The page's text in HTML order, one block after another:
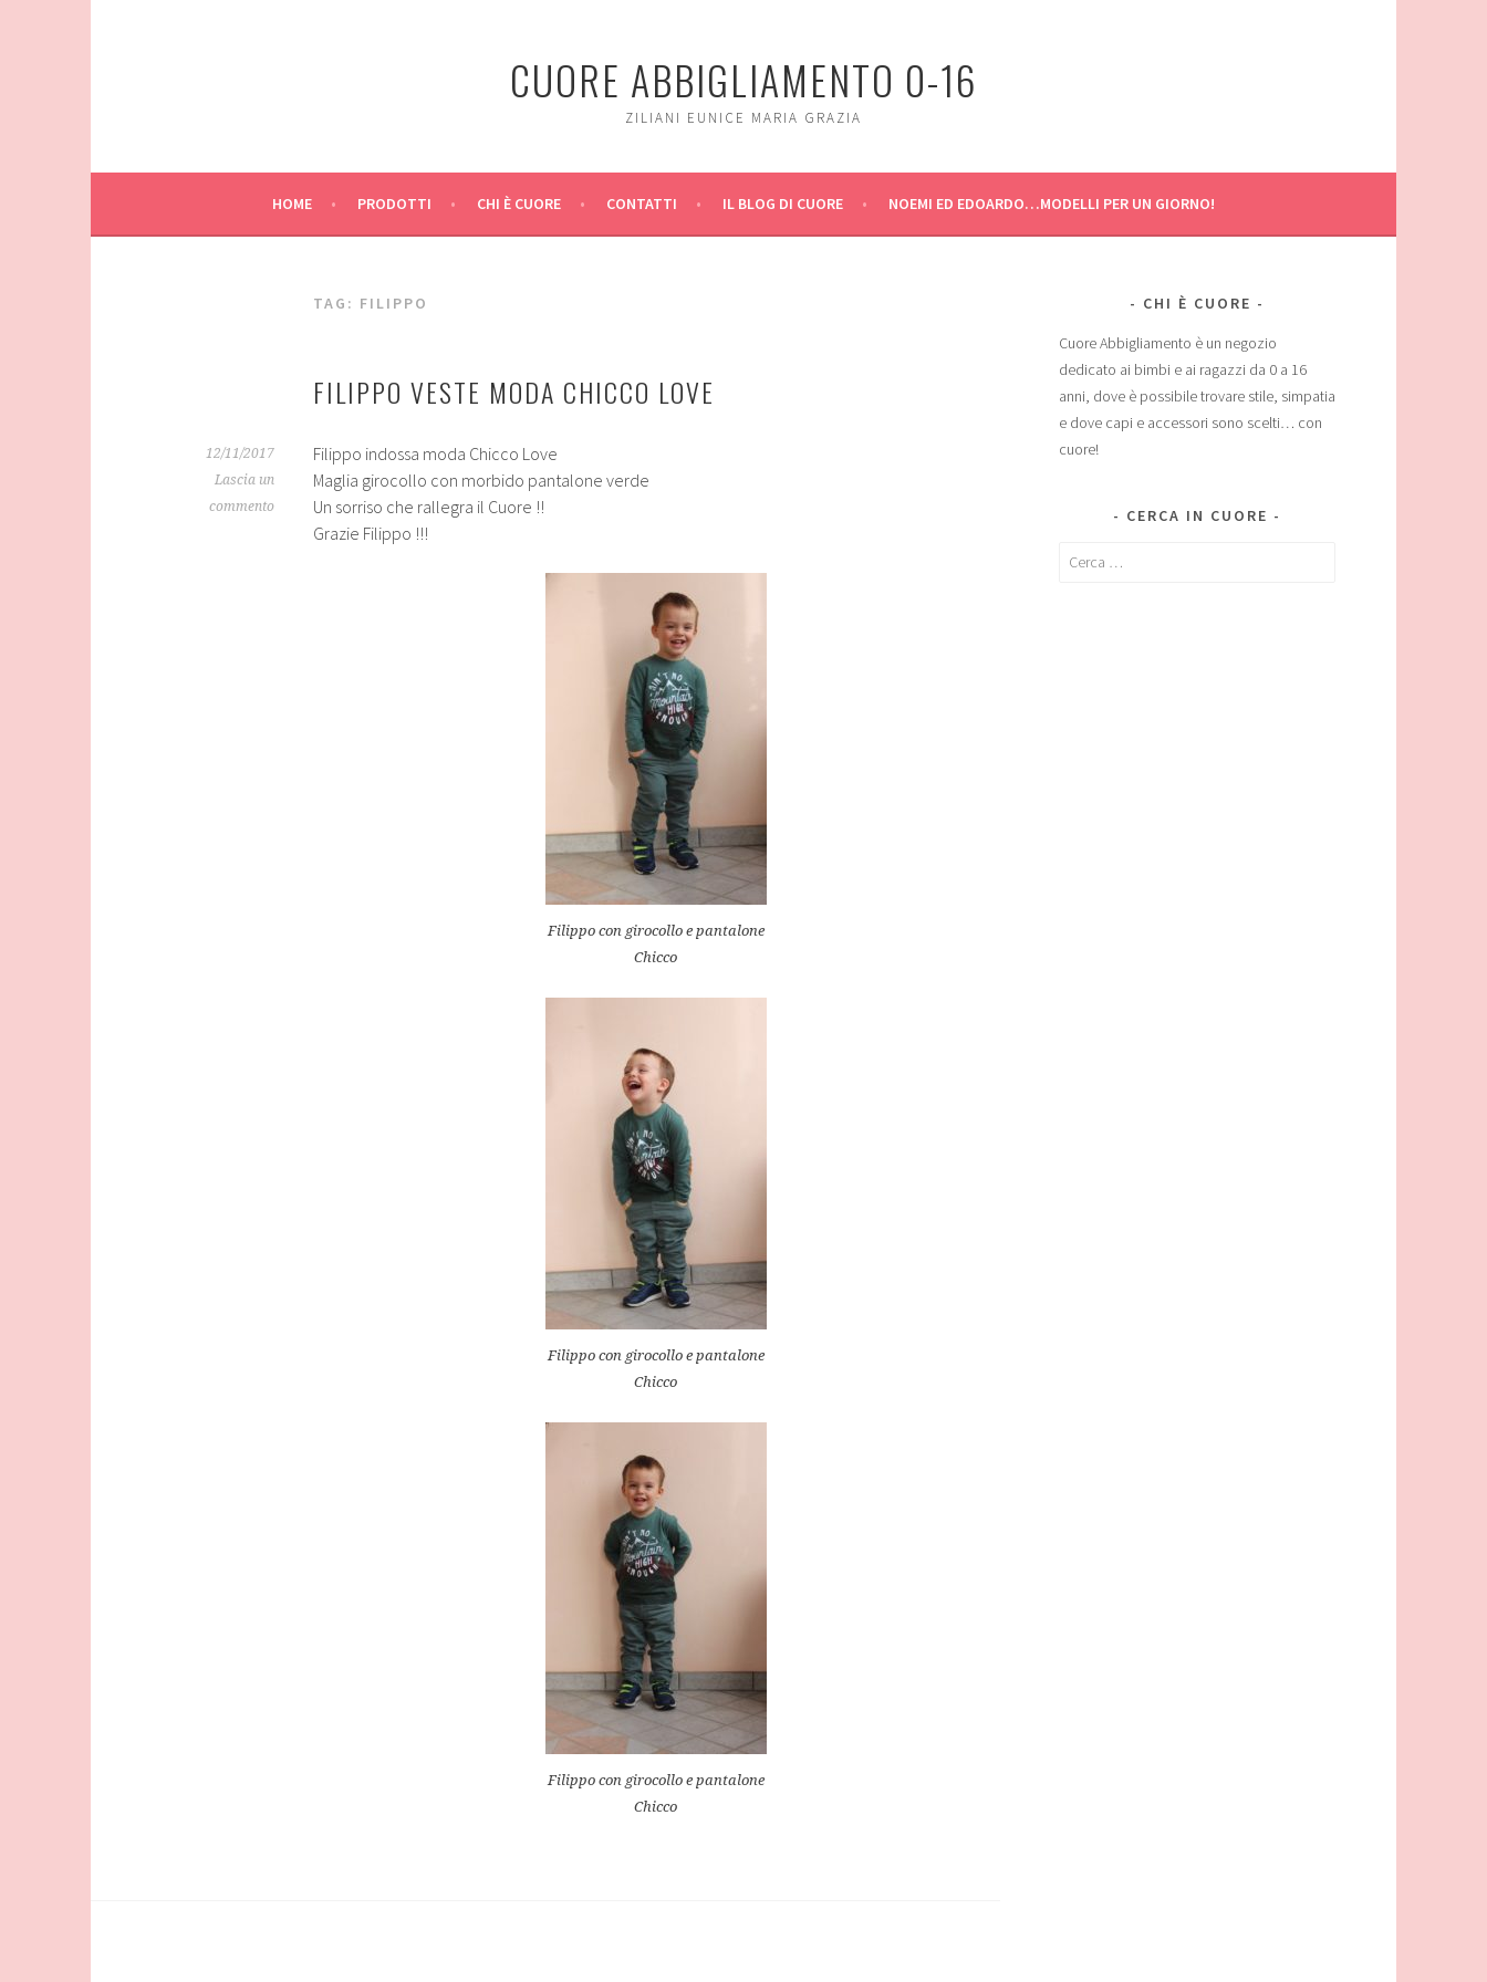
CUORE ABBIGLIAMENTO 0-16
ZILIANI EUNICE MARIA GRAZIA
HOME PRODOTTI CHI È CUORE CONTATTI IL BLOG DI CUORE NOEMI ED EDOARDO…MODELLI PER UN GIORNO!
TAG: FILIPPO
FILIPPO VESTE MODA CHICCO LOVE
12/11/2017
Lascia un
commento
Filippo indossa moda Chicco Love
Maglia girocollo con morbido pantalone verde
Un sorriso che rallegra il Cuore !!
Grazie Filippo !!!
Filippo con girocollo e pantalone
Chicco
Filippo con girocollo e pantalone
Chicco
Filippo con girocollo e pantalone
Chicco
CHI È CUORE
Cuore Abbigliamento è un negozio
dedicato ai bimbi e ai ragazzi da 0 a 16
anni, dove è possibile trovare stile, simpatia
e dove capi e accessori sono scelti… con
cuore!
CERCA IN CUORE
Ricerca